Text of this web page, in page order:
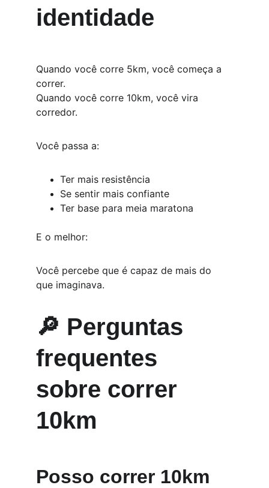
identidade
Quando você corre 5km, você começa a
correr.
Quando você corre 10km, você vira
corredor.
Você passa a:
Ter mais resistência
Se sentir mais confiante
Ter base para meia maratona
E o melhor:
Você percebe que é capaz de mais do
que imaginava.
🔎 Perguntas
frequentes
sobre correr
10km
Posso correr 10km